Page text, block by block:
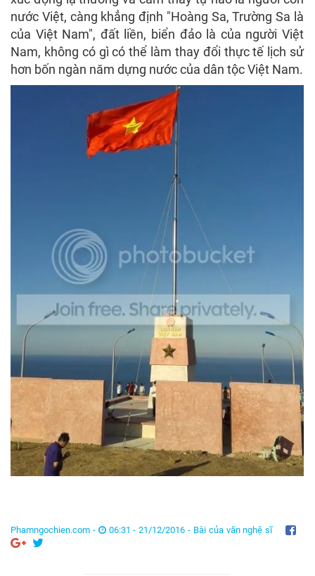
nước Việt, càng khẳng định "Hoàng Sa, Trường Sa là
của Việt Nam", đất liền, biển đảo là của người Việt
Nam, không có gì có thể làm thay đổi thực tế lịch sử
hơn bốn ngàn năm dựng nước của dân tộc Việt Nam.
Phamngochien.com - 06:31 - 21/12/2016 - Bài của văn nghệ sĩ